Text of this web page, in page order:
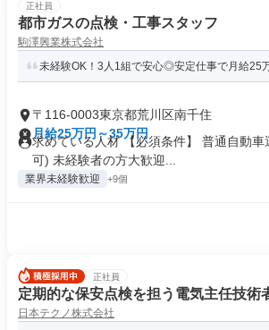
正社員
都市ガスの点検・工事スタッフ
駒澤興業株式会社
未経験OK！3人1組で安心◎安定仕事で月給25
〒116-0003東京都荒川区南千住
月給25万円～35万円
求めている人材 【必須条件】 普通自動車
可) 未経験者の方大歓迎...
業界未経験歓迎 +9個
正社員
定期的な保安点検を担う電気主任技術
日本テクノ株式会社